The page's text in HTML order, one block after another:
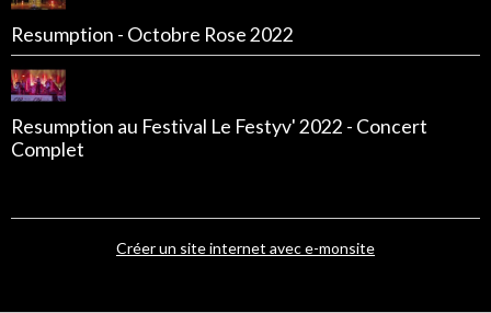
Resumption - Octobre Rose 2022
Resumption au Festival Le Festyv' 2022 - Concert
Complet
Créer un site internet avec e-monsite